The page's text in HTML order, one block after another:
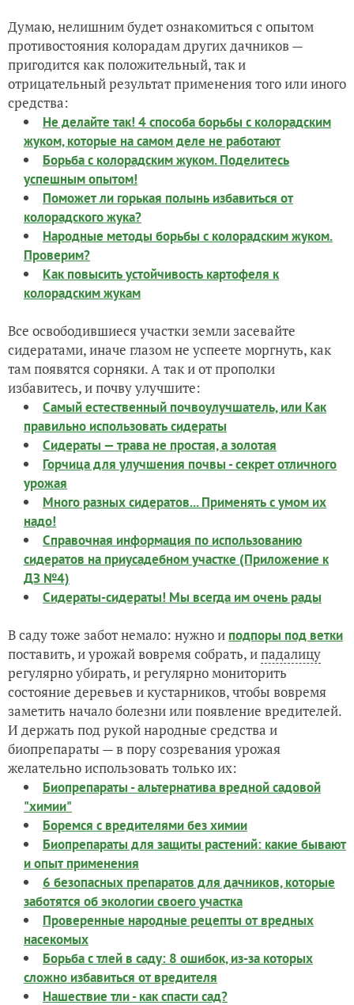
Думаю, нелишним будет ознакомиться с опытом
противостояния колорадам других дачников —
пригодится как положительный, так и
отрицательный результат применения того или иного
средства:
Не делайте так! 4 способа борьбы с колорадским
жуком, которые на самом деле не работают
Борьба с колорадским жуком. Поделитесь
успешным опытом!
Поможет ли горькая полынь избавиться от
колорадского жука?
Народные методы борьбы с колорадским жуком.
Проверим?
Как повысить устойчивость картофеля к
колорадским жукам
Все освободившиеся участки земли засевайте
сидератами, иначе глазом не успеете моргнуть, как
там появятся сорняки. А так и от прополки
избавитесь, и почву улучшите:
Самый естественный почвоулучшатель, или Как
правильно использовать сидераты
Сидераты — трава не простая, а золотая
Горчица для улучшения почвы - секрет отличного
урожая
Много разных сидератов... Применять с умом их
надо!
Справочная информация по использованию
сидератов на приусадебном участке (Приложение к
ДЗ №4)
Сидераты-сидераты! Мы всегда им очень рады
В саду тоже забот немало: нужно и подпоры под ветки
поставить, и урожай вовремя собрать, ипадалицу
регулярно убирать, и регулярно мониторить
состояние деревьев и кустарников, чтобы вовремя
заметить начало болезни или появление вредителей.
И держать под рукой народные средства и
биопрепараты — в пору созревания урожая
желательно использовать только их:
Биопрепараты - альтернатива вредной садовой
"химии"
Боремся с вредителями без химии
Биопрепараты для защиты растений: какие бывают
и опыт применения
6 безопасных препаратов для дачников, которые
заботятся об экологии своего участка
Проверенные народные рецепты от вредных
насекомых
Борьба с тлей в саду: 8 ошибок, из-за которых
сложно избавиться от вредителя
Нашествие тли - как спасти сад?